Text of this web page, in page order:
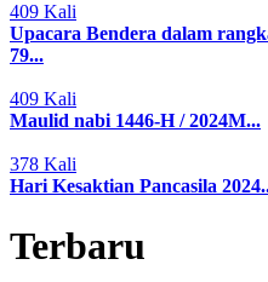
409 Kali
Upacara Bendera dalam
79...
409 Kali
Maulid nabi 1446-H / 2024M...
378 Kali
Hari Kesaktian Pancasila
Terbaru